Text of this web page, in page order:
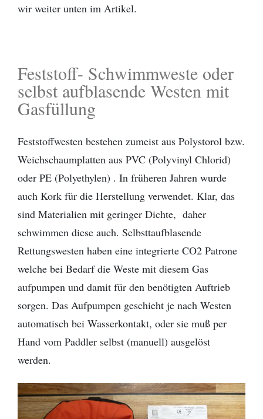
wir weiter unten im Artikel.
Feststoff- Schwimmweste oder
selbst aufblasende Westen mit
Gasfüllung
Feststoffwesten bestehen zumeist aus Polystorol bzw.
Weichschaumplatten aus PVC (Polyvinyl Chlorid)
oder PE (Polyethylen) . In früheren Jahren wurde
auch Kork für die Herstellung verwendet. Klar, das
sind Materialien mit geringer Dichte, daher
schwimmen diese auch. Selbsttaufblasende
Rettungswesten haben eine integrierte CO2 Patrone
welche bei Bedarf die Weste mit diesem Gas
aufpumpen und damit für den benötigten Auftrieb
sorgen. Das Aufpumpen geschieht je nach Westen
automatisch bei Wasserkontakt, oder sie muß per
Hand vom Paddler selbst (manuell) ausgelöst
werden.